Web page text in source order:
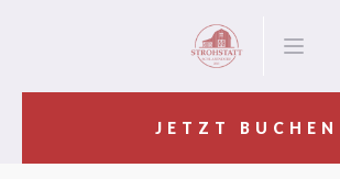
JETZT BUCHEN